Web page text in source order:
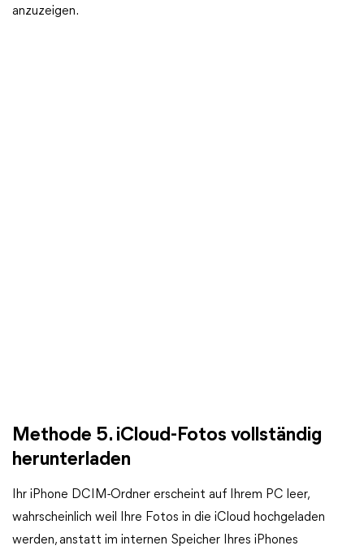
anzuzeigen.
Methode 5. iCloud-Fotos vollständig
herunterladen
Ihr iPhone DCIM-Ordner erscheint auf Ihrem PC leer,
wahrscheinlich weil Ihre Fotos in die iCloud hochgeladen
werden, anstatt im internen Speicher Ihres iPhones